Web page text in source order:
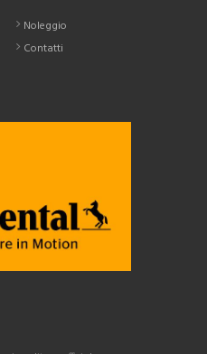
Noleggio
Contatti